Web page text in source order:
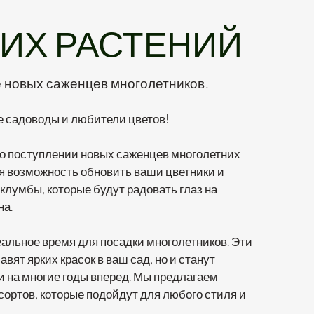
РАСТЕНИЙ
саженцев многолетников!
садоводы и любители цветов!
новых саженцев многолетних
возможность обновить ваши цветники и
которые будут радовать глаз на
время для посадки многолетников. Эти
ярких красок в ваш сад, но и станут
многие годы вперед. Мы предлагаем
которые подойдут для любого стиля и